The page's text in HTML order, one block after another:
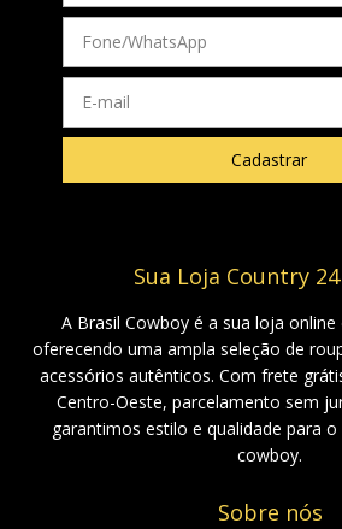
Sua Loja Country
A Brasil Cowboy é a sua loja
oferecendo uma ampla seleção de
acessórios autênticos. Com frete
Centro-Oeste, parcelamento sem
garantimos estilo e qualidade para
cowboy.
Sobre nós